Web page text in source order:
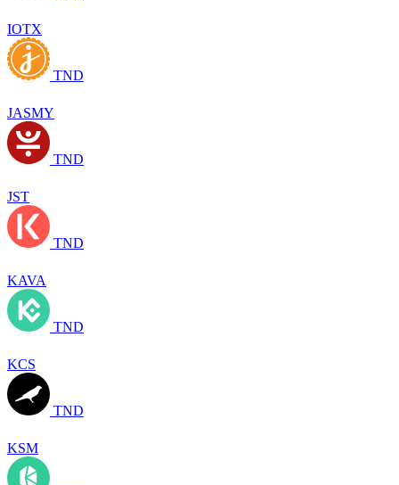
IOTX
TND
JASMY
TND
JST
TND
KAVA
TND
KCS
TND
KSM